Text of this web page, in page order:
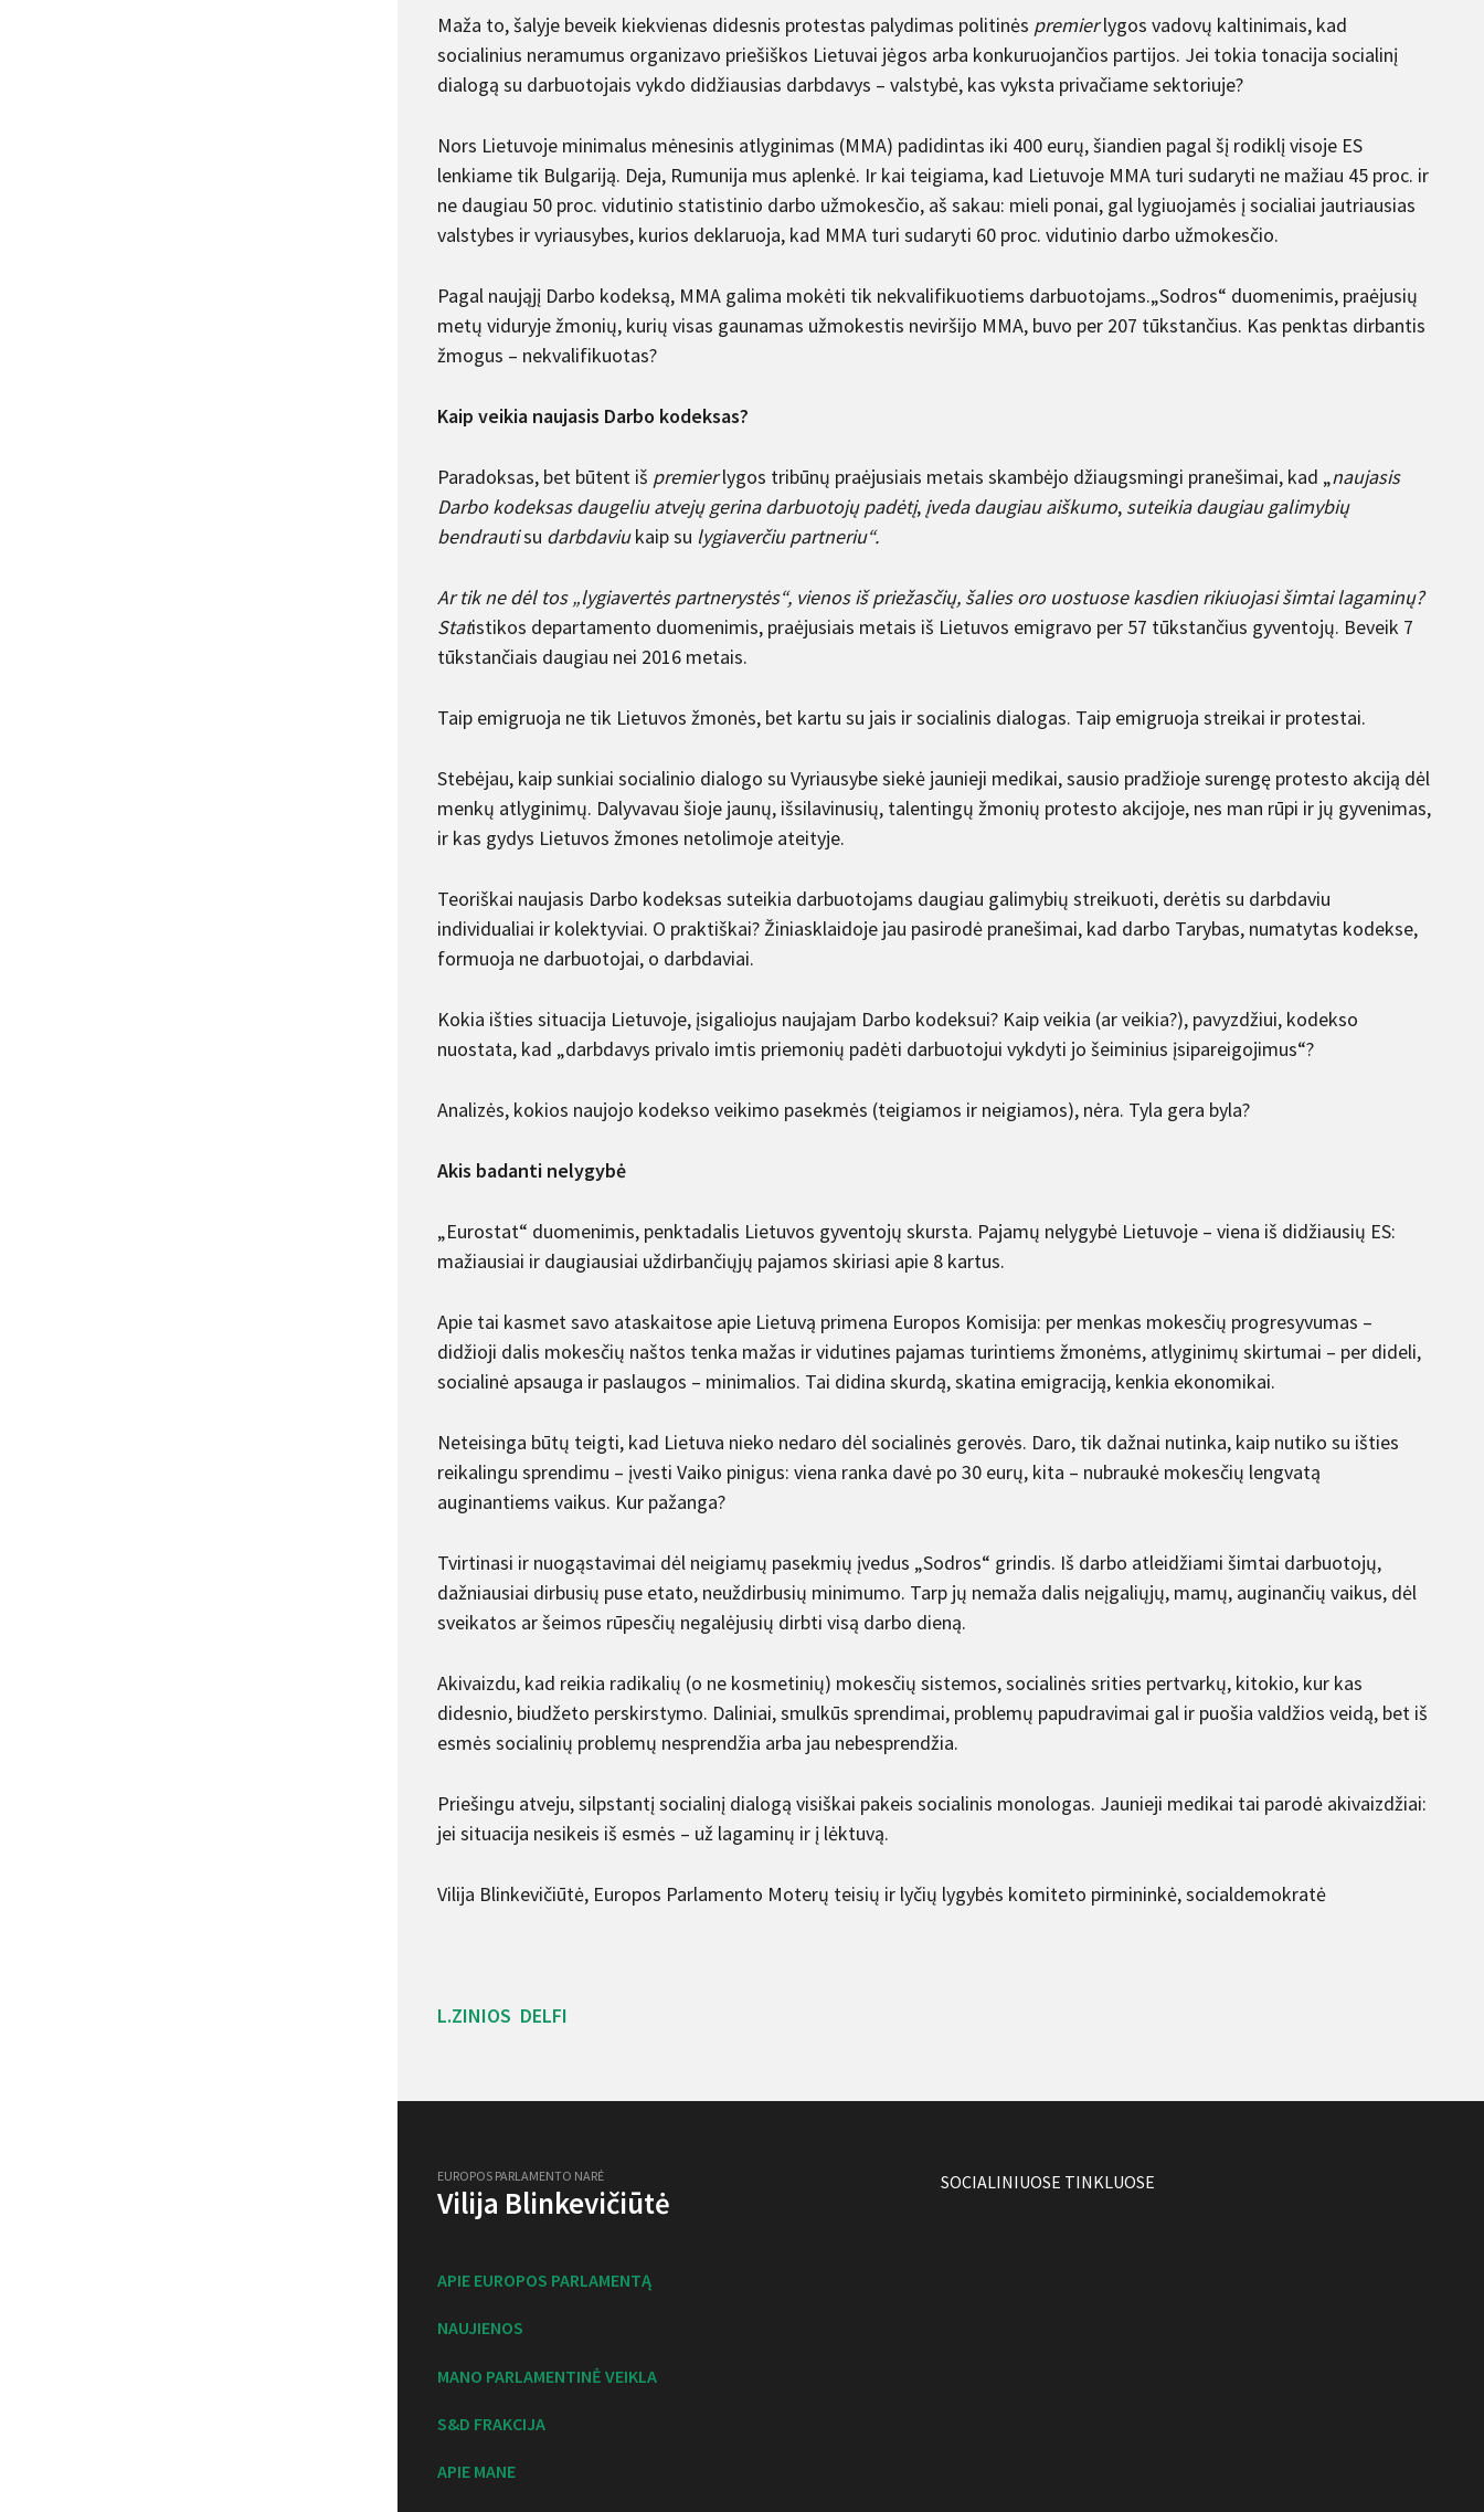
Maža to, šalyje beveik kiekvienas didesnis protestas palydimas politinės premierlygos vadovų kaltinimais, kad
socialinius neramumus organizavo priešiškos Lietuvai jėgos arba konkuruojančios partijos. Jei tokia tonacija socialinį
dialogą su darbuotojais vykdo didžiausias darbdavys – valstybė, kas vyksta privačiame sektoriuje?
Nors Lietuvoje minimalus mėnesinis atlyginimas (MMA) padidintas iki 400 eurų, šiandien pagal šį rodiklį visoje ES
lenkiame tik Bulgariją. Deja, Rumunija mus aplenkė. Ir kai teigiama, kad Lietuvoje MMA turi sudaryti ne mažiau 45 proc. ir
ne daugiau 50 proc. vidutinio statistinio darbo užmokesčio, aš sakau: mieli ponai, gal lygiuojamės į socialiai jautriausias
valstybes ir vyriausybes, kurios deklaruoja, kad MMA turi sudaryti 60 proc. vidutinio darbo užmokesčio.
Pagal naująjį Darbo kodeksą, MMA galima mokėti tik nekvalifikuotiems darbuotojams.„Sodros“ duomenimis, praėjusių
metų viduryje žmonių, kurių visas gaunamas užmokestis neviršijo MMA, buvo per 207 tūkstančius. Kas penktas dirbantis
žmogus – nekvalifikuotas?
Kaip veikia naujasis Darbo kodeksas?
Paradoksas, bet būtent iš premierlygos tribūnų praėjusiais metais skambėjo džiaugsmingi pranešimai, kad „naujasis
Darbo kodeksas daugeliu atvejų gerina darbuotojų padėtį, įveda daugiau aiškumo, suteikia daugiau galimybių
bendrautisu darbdaviukaip su lygiaverčiu partneriu“.
Ar tik ne dėl tos „lygiavertės partnerystės“, vienos iš priežasčių, šalies oro uostuose kasdien rikiuojasi šimtai lagaminų?
Statistikos departamento duomenimis, praėjusiais metais iš Lietuvos emigravo per 57 tūkstančius gyventojų. Beveik 7
tūkstančiais daugiau nei 2016 metais.
Taip emigruoja ne tik Lietuvos žmonės, bet kartu su jais ir socialinis dialogas. Taip emigruoja streikai ir protestai.
Stebėjau, kaip sunkiai socialinio dialogo su Vyriausybe siekė jaunieji medikai, sausio pradžioje surengę protesto akciją dėl
menkų atlyginimų. Dalyvavau šioje jaunų, išsilavinusių, talentingų žmonių protesto akcijoje, nes man rūpi ir jų gyvenimas,
ir kas gydys Lietuvos žmones netolimoje ateityje.
Teoriškai naujasis Darbo kodeksas suteikia darbuotojams daugiau galimybių streikuoti, derėtis su darbdaviu
individualiai ir kolektyviai. O praktiškai? Žiniasklaidoje jau pasirodė pranešimai, kad darbo Tarybas, numatytas kodekse,
formuoja ne darbuotojai, o darbdaviai.
Kokia išties situacija Lietuvoje, įsigaliojus naujajam Darbo kodeksui? Kaip veikia (ar veikia?), pavyzdžiui, kodekso
nuostata, kad „darbdavys privalo imtis priemonių padėti darbuotojui vykdyti jo šeiminius įsipareigojimus“?
Analizės, kokios naujojo kodekso veikimo pasekmės (teigiamos ir neigiamos), nėra. Tyla gera byla?
Akis badanti nelygybė
„Eurostat“ duomenimis, penktadalis Lietuvos gyventojų skursta. Pajamų nelygybė Lietuvoje – viena iš didžiausių ES:
mažiausiai ir daugiausiai uždirbančiųjų pajamos skiriasi apie 8 kartus.
Apie tai kasmet savo ataskaitose apie Lietuvą primena Europos Komisija: per menkas mokesčių progresyvumas –
didžioji dalis mokesčių naštos tenka mažas ir vidutines pajamas turintiems žmonėms, atlyginimų skirtumai – per dideli,
socialinė apsauga ir paslaugos – minimalios. Tai didina skurdą, skatina emigraciją, kenkia ekonomikai.
Neteisinga būtų teigti, kad Lietuva nieko nedaro dėl socialinės gerovės. Daro, tik dažnai nutinka, kaip nutiko su išties
reikalingu sprendimu – įvesti Vaiko pinigus: viena ranka davė po 30 eurų, kita – nubraukė mokesčių lengvatą
auginantiems vaikus. Kur pažanga?
Tvirtinasi ir nuogąstavimai dėl neigiamų pasekmių įvedus „Sodros“ grindis. Iš darbo atleidžiami šimtai darbuotojų,
dažniausiai dirbusių puse etato, neuždirbusių minimumo. Tarp jų nemaža dalis neįgaliųjų, mamų, auginančių vaikus, dėl
sveikatos ar šeimos rūpesčių negalėjusių dirbti visą darbo dieną.
Akivaizdu, kad reikia radikalių (o ne kosmetinių) mokesčių sistemos, socialinės srities pertvarkų, kitokio, kur kas
didesnio, biudžeto perskirstymo. Daliniai, smulkūs sprendimai, problemų papudravimai gal ir puošia valdžios veidą, bet iš
esmės socialinių problemų nesprendžia arba jau nebesprendžia.
Priešingu atveju, silpstantį socialinį dialogą visiškai pakeis socialinis monologas. Jaunieji medikai tai parodė akivaizdžiai:
jei situacija nesikeis iš esmės – už lagaminų ir į lėktuvą.
Vilija Blinkevičiūtė, Europos Parlamento Moterų teisių ir lyčių lygybės komiteto pirmininkė, socialdemokratė
L.ZINIOS DELFI
EUROPOS PARLAMENTO NARĖ
Vilija Blinkevičiūtė
APIE EUROPOS PARLAMENTĄ
NAUJIENOS
MANO PARLAMENTINĖ VEIKLA
S&D FRAKCIJA
APIE MANE
SOCIALINIUOSE TINKLUOSE